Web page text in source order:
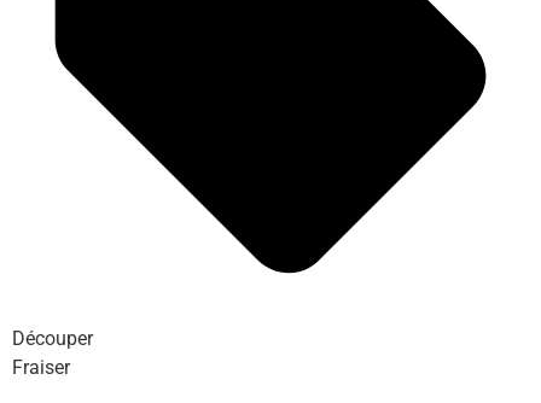
Découper
Fraiser